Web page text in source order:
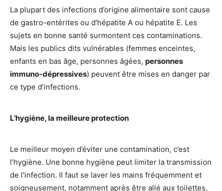
La plupart des infections d’origine alimentaire sont cause
de gastro-entérites ou d’hépatite A ou hépatite E. Les
sujets en bonne santé surmontent ces contaminations.
Mais les publics dits vulnérables (femmes enceintes,
enfants en bas âge, personnes âgées, personnes
immuno-dépressives) peuvent être mises en danger par
ce type d’infections.
L’hygiène, la meilleure protection
Le meilleur moyen d’éviter une contamination, c’est
l’hygiène. Une bonne hygiène peut limiter la transmission
de l’infection. Il faut se laver les mains fréquemment et
soigneusement, notamment après être allé aux toilettes,